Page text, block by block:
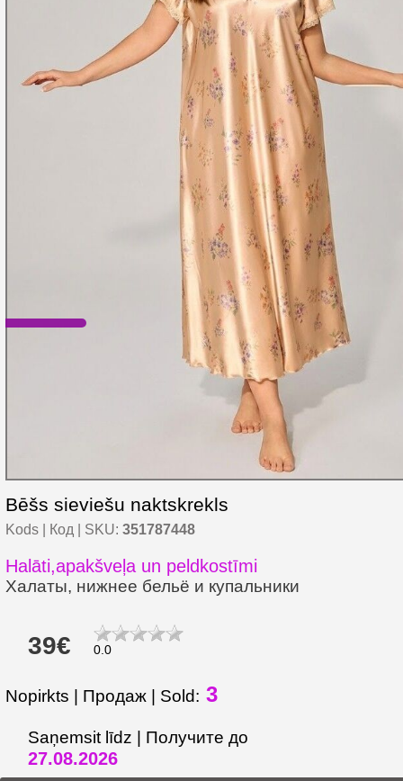
Bēšs sieviešu naktskrekls
Kods | Код | SKU: 351787448
Halāti,apakšveļa un peldkostīmi
Халаты, нижнее бельё и купальники
39€ 0.0
Nopirkts | Продаж | Sold: 3
Saņemsit līdz | Получите до
27.08.2026